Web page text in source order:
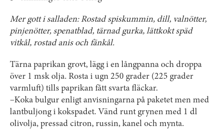
Mer gott i salladen: Rostad spiskummin, dill, valnötter,
pinjenötter, spenatblad, tärnad gurka, lättkokt späd
vitkål, rostad anis och fänkål.
Tärna paprikan grovt, lägg i en långpanna och droppa
över 1 msk olja. Rosta i ugn 250 grader (225 grader
varmluft) tills paprikan fått svarta fläckar.
–Koka bulgur enligt anvisningarna på paketet men med
lantbuljong i kokspadet. Vänd runt grynen med 1 dl
olivolja, pressad citron, russin, kanel och mynta.